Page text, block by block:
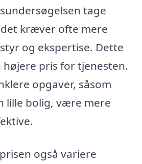
tage
kræver ofte mere
og ekspertise. Dette
højere pris for tjenesten.
opgaver, såsom
lille bolig, være mere
også variere